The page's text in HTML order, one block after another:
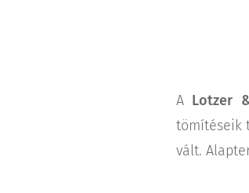
A Lotzer
tömítéseik
vált.